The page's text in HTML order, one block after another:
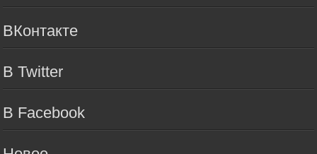
ВКонтакте
В Twitter
В Facebook